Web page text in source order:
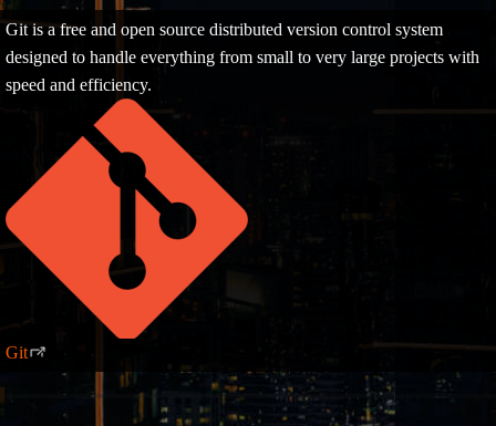
Git is a free and open source distributed version control system
designed to handle everything from small to very large projects with
speed and efficiency.
Git